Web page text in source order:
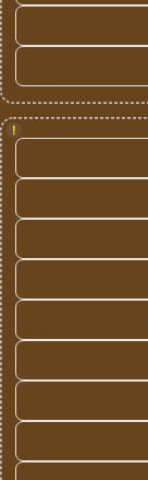
!